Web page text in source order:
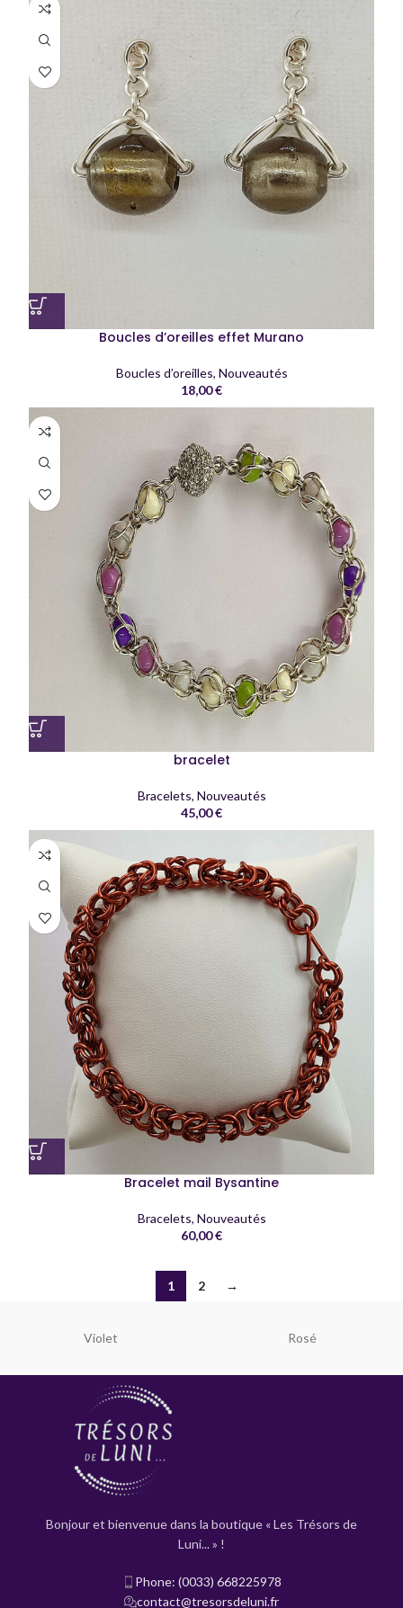
Boucles d’oreilles effet Murano
Boucles d’oreilles, Nouveautés
18,00€
bracelet
Bracelets, Nouveautés
45,00€
Bracelet mail Bysantine
Bracelets, Nouveautés
60,00€
1 2 →
Violet Rosé
Bonjour et bienvenue dans la boutique « Les Trésors de
Luni... » !
Phone: (0033) 668225978
contact@tresorsdeluni.fr